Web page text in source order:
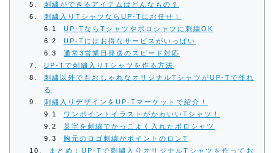
刺繍ができるアイテムはどんなもの？
刺繍入りTシャツならUP-Tにお任せ！
UP-TならTシャツやポロシャツに刺繍OK
UP-Tにはお得なサービスがいっぱい
通常3営業日発送のスピード対応
UP-Tで刺繡入りTシャツを作る方法
刺繍以外でもおしゃれなオリジナルTシャツがUP-Tで作れ
る
刺繡入りデザインをUP-Tマーケットで紹介！
ワンポイントイラストがかわいいTシャツ！
英字を刺繍でかっこよく入れたポロシャツ
胸元のロゴ刺繍がポイントのロンT
まとめ：UP-Tで刺繡入りオリジナルTシャツを作ってお